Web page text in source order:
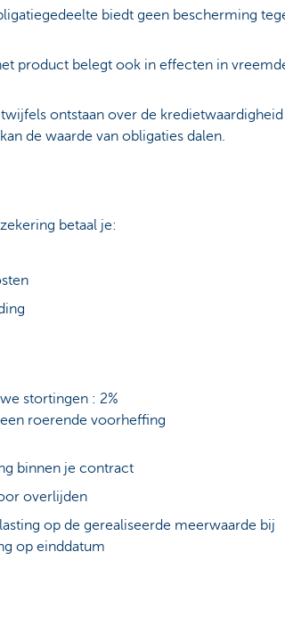
biedt geen bescherming
product belegt ook in effecten in
ontstaan over de kredietwaardigheid
de waarde van obligaties dalen.
betaal je:
stortingen : 2%
roerende voorheffing
binnen je contract
overlijden
op de gerealiseerde meerwaarde bij
op einddatum